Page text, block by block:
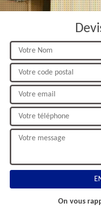
On vous